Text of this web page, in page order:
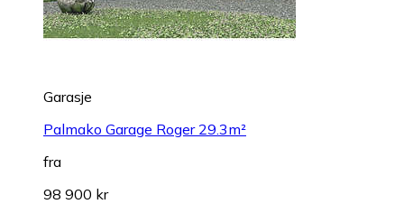
Garasje
Palmako Garage Roger 29.3m²
fra
98 900 kr